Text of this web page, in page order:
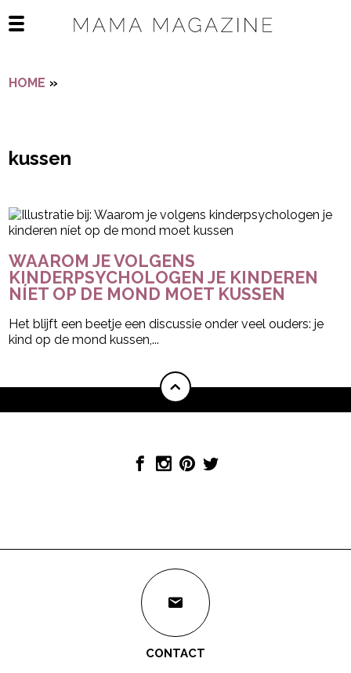
Open het mobiele menu
HOME »
kussen
WAAROM JE VOLGENS
KINDERPSYCHOLOGEN JE KINDEREN
NÍET OP DE MOND MOET KUSSEN
Het blijft een beetje een discussie onder veel ouders: je
kind op de mond kussen,...
CONTACT